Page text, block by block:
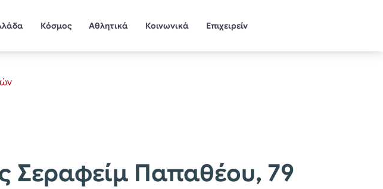
Κόσμος Αθλητικά Κοινωνικά Επιχειρείν
Σεραφείμ Παπαθέου, 79